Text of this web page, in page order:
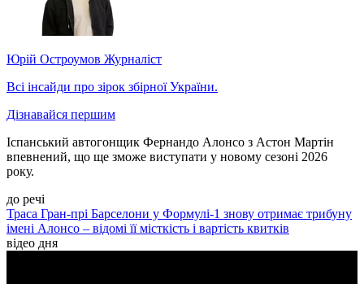
Юрій Остроумов Журналіст
Всі інсайди про зірок збірної України.
Дізнавайся першим
Іспанський автогонщик Фернандо Алонсо з Астон Мартін
впевнений, що ще зможе виступати у новому сезоні 2026
року.
до речі
Траса Гран-прі Барселони у Формулі-1 знову отримає трибуну
імені Алонсо – відомі її місткість і вартість квитків
відео дня